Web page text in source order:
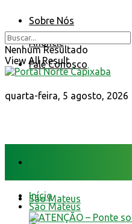
Sobre Nós
Anuncie
Fale Conosco
quarta-feira, 5 agosto, 2026
Nenhum Resultado
View All Result
São Mateus
Início
São Mateus